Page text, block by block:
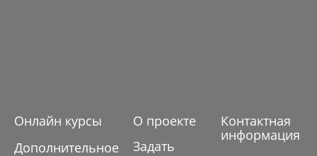
Онлайн курсы
Дополнительное
О проекте
Задать
Контактная
информация